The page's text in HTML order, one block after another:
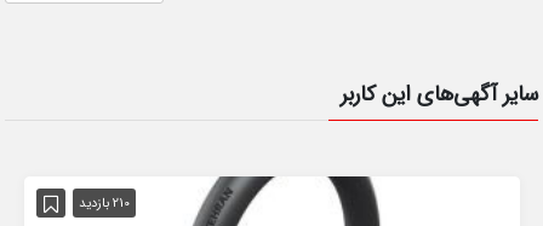
سایر آگهی‌های این کاربر
210 بازدید